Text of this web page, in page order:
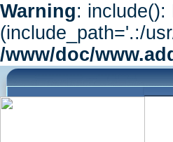
Warning: include():
(include_path='.:/
/www/doc/